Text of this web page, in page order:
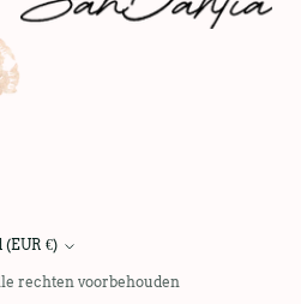
Nederland (EUR €)
rechten voorbehouden